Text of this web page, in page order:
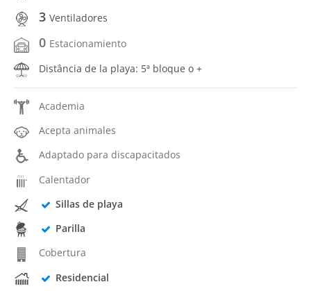
3 Ventiladores
0 Estacionamiento
Distância de la playa: 5ª bloque o +
Academia
Acepta animales
Adaptado para discapacitados
Calentador
Sillas de playa
Parilla
Cobertura
Residencial